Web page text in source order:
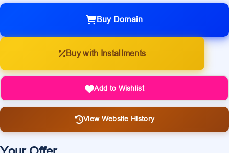
Buy Domain
Buy with Installments
Add to Wishlist
View Website History